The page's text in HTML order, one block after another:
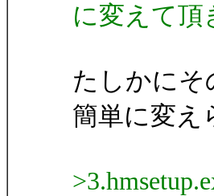
に変えて頂
たしかに
簡単に変え